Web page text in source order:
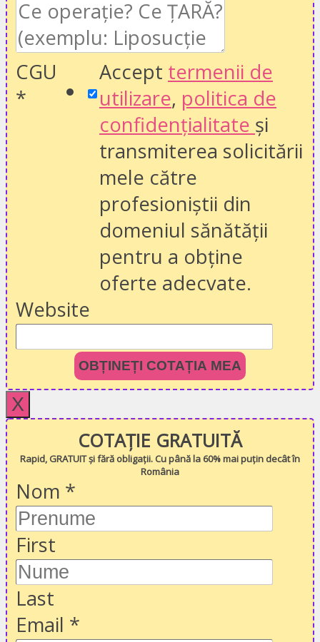
CGU
*
Accept termenii de
utilizare, politica de
confidențialitate și
transmiterea solicitării
mele către
profesioniștii din
domeniul sănătății
pentru a obține
oferte adecvate.
Website
OBȚINEȚI COTAȚIA MEA
X
COTAȚIE GRATUITĂ
Rapid, GRATUIT și fără obligații. Cu până la 60% mai puțin decât în
România
Nom *
First
Last
Email *